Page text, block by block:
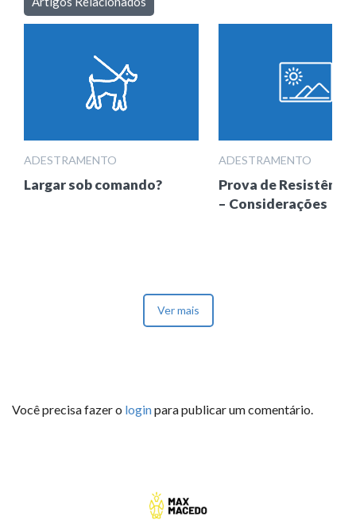
ADESTRAMENTO
Largar sob comando?
ADESTRAMENTO
Prova de
– Considerações
Ver mais
Você precisa fazer o loginpara publicar um comentário.